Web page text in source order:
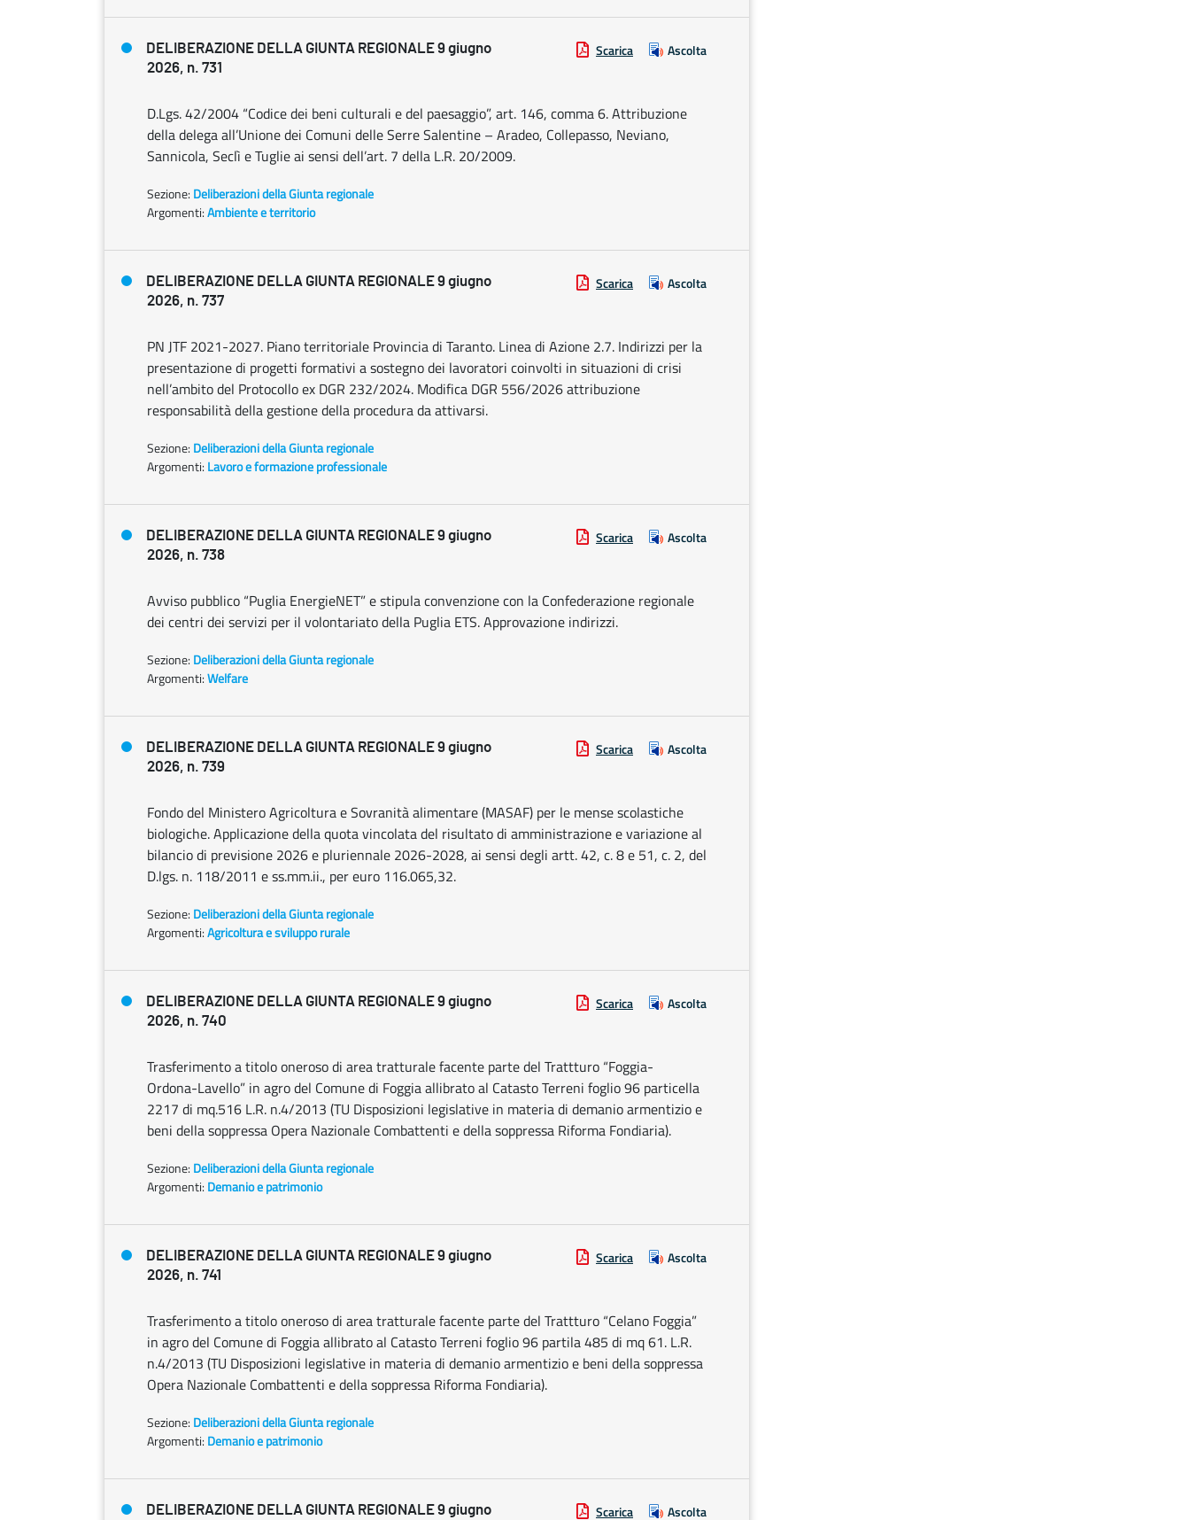
DELIBERAZIONE DELLA GIUNTA REGIONALE 9 giugno
2026, n. 731
Scarica Ascolta
D.Lgs. 42/2004 “Codice dei beni culturali e del paesaggio”, art. 146, comma 6. Attribuzione
della delega all’Unione dei Comuni delle Serre Salentine – Aradeo, Collepasso, Neviano,
Sannicola, Seclì e Tuglie ai sensi dell’art. 7 della L.R. 20/2009.
Sezione: Deliberazioni della Giunta regionale
Argomenti:Ambiente e territorio
DELIBERAZIONE DELLA GIUNTA REGIONALE 9 giugno
2026, n. 737
Scarica Ascolta
PN JTF 2021-2027. Piano territoriale Provincia di Taranto. Linea di Azione 2.7. Indirizzi per la
presentazione di progetti formativi a sostegno dei lavoratori coinvolti in situazioni di crisi
nell’ambito del Protocollo ex DGR 232/2024. Modifica DGR 556/2026 attribuzione
responsabilità della gestione della procedura da attivarsi.
Sezione: Deliberazioni della Giunta regionale
Argomenti: Lavoro e formazione professionale
DELIBERAZIONE DELLA GIUNTA REGIONALE 9 giugno
2026, n. 738
Scarica Ascolta
Avviso pubblico “Puglia EnergieNET” e stipula convenzione con la Confederazione regionale
dei centri dei servizi per il volontariato della Puglia ETS. Approvazione indirizzi.
Sezione: Deliberazioni della Giunta regionale
Argomenti:Welfare
DELIBERAZIONE DELLA GIUNTA REGIONALE 9 giugno
2026, n. 739
Scarica Ascolta
Fondo del Ministero Agricoltura e Sovranità alimentare (MASAF) per le mense scolastiche
biologiche. Applicazione della quota vincolata del risultato di amministrazione e variazione al
bilancio di previsione 2026 e pluriennale 2026-2028, ai sensi degli artt. 42, c. 8 e 51, c. 2, del
D.lgs. n. 118/2011 e ss.mm.ii., per euro 116.065,32.
Sezione: Deliberazioni della Giunta regionale
Argomenti:Agricoltura e sviluppo rurale
DELIBERAZIONE DELLA GIUNTA REGIONALE 9 giugno
2026, n. 740
Scarica Ascolta
Trasferimento a titolo oneroso di area tratturale facente parte del Trattturo “Foggia-
Ordona-Lavello” in agro del Comune di Foggia allibrato al Catasto Terreni foglio 96 particella
2217 di mq.516 L.R. n.4/2013 (TU Disposizioni legislative in materia di demanio armentizio e
beni della soppressa Opera Nazionale Combattenti e della soppressa Riforma Fondiaria).
Sezione: Deliberazioni della Giunta regionale
Argomenti: Demanio e patrimonio
DELIBERAZIONE DELLA GIUNTA REGIONALE 9 giugno
2026, n. 741
Scarica Ascolta
Trasferimento a titolo oneroso di area tratturale facente parte del Trattturo “Celano Foggia”
in agro del Comune di Foggia allibrato al Catasto Terreni foglio 96 partila 485 di mq 61. L.R.
n.4/2013 (TU Disposizioni legislative in materia di demanio armentizio e beni della soppressa
Opera Nazionale Combattenti e della soppressa Riforma Fondiaria).
Sezione: Deliberazioni della Giunta regionale
Argomenti: Demanio e patrimonio
DELIBERAZIONE DELLA GIUNTA REGIONALE 9 giugno Scarica Ascolta